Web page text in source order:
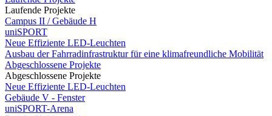
Laufende Projekte
Campus II / Gebäude H
uniSPORT
Neue Effiziente LED-Leuchten
Ausbau der Fahrradinfrastruktur für eine klimafreundliche Mobilität
Abgeschlossene Projekte
Abgeschlossene Projekte
Neue Effiziente LED-Leuchten
Gebäude V - Fenster
uniSPORT-Arena